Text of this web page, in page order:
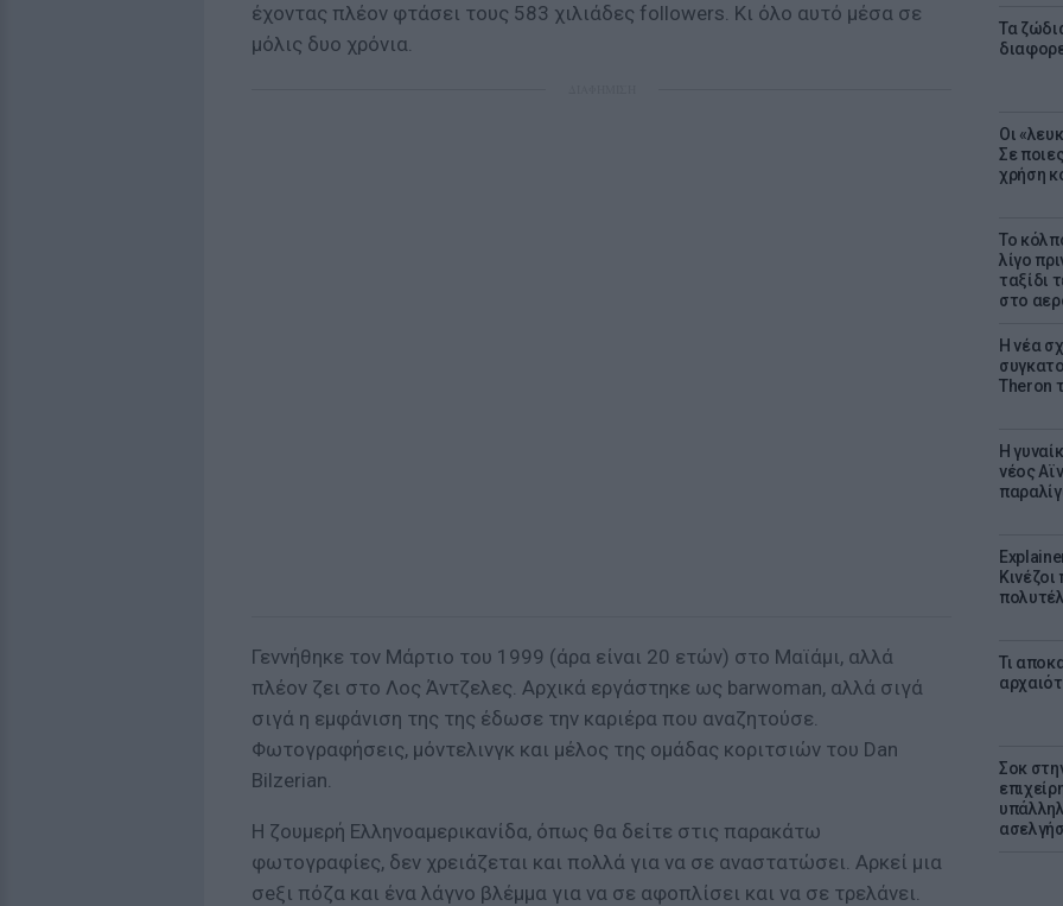
Τα
Οι
Σε
χρήση
Το
λίγο
ταξίδι
στο
Η νέα
Theron
Η
νέος
Τι
Σοκ
έχοντας πλέον φτάσει τους 583 χιλιάδες followers. Κι όλο αυτό μέσα σε
μόλις δυο χρόνια.
Γεννήθηκε τον Μάρτιο του 1999 (άρα είναι 20 ετών) στο Μαϊάμι, αλλά
πλέον ζει στο Λος Άντζελες. Αρχικά εργάστηκε ως barwoman, αλλά σιγά
σιγά η εμφάνιση της της έδωσε την καριέρα που αναζητούσε.
Φωτογραφήσεις, μόντελινγκ και μέλος της ομάδας κοριτσιών του Dan
Bilzerian.
Η ζουμερή Ελληνοαμερικανίδα, όπως θα δείτε στις παρακάτω
φωτογραφίες, δεν χρειάζεται και πολλά για να σε αναστατώσει. Αρκεί μια
σeξι πόζα και ένα λάγνο βλέμμα για να σε αφοπλίσει και να σε τρελάνει.